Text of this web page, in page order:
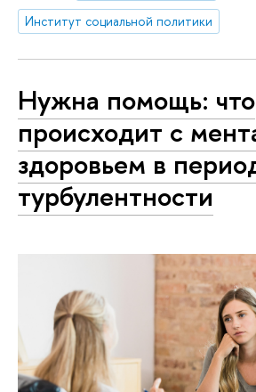
Институт социальной политики
Нужна помощь: что
происходит с
здоровьем в
турбулентности